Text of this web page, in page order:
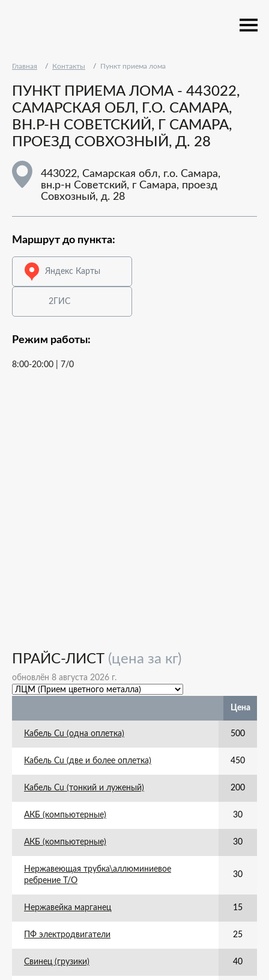
Главная Контакты Пункт приема лома
ПУНКТ ПРИЕМА ЛОМА - 443022,
САМАРСКАЯ ОБЛ, Г.О. САМАРА,
ВН.Р-Н СОВЕТСКИЙ, Г САМАРА,
ПРОЕЗД СОВХОЗНЫЙ, Д. 28
443022, Самарская обл, г.о. Самара,
вн.р-н Советский, г Самара, проезд
Совхозный, д. 28
Маршрут до пункта:
Яндекс Карты
2ГИС
Режим работы:
8:00-20:00 | 7/0
ПРАЙС-ЛИСТ (цена за кг)
обновлён 8 августа 2026 г.
Цена
Кабель Cu (одна оплетка) 500
Кабель Cu (две и более оплетка) 450
Кабель Cu (тонкий и луженый) 200
АКБ (компьютерные) 30
АКБ (компьютерные) 30
Нержавеющая трубка\аллюминиевое
ребрение Т/О
30
Нержавейка марганец 15
ПФ электродвигатели 25
Свинец (грузики) 40